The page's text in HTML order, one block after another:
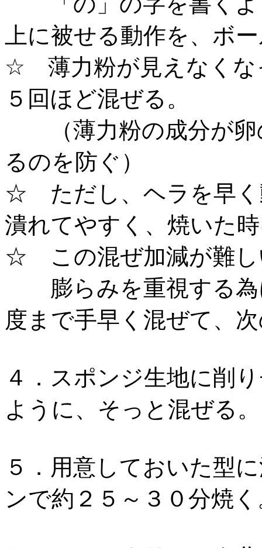
上に被せる動作を、ボ
☆ 薄力粉が見えなくな
５回ほど混ぜる。
（薄力粉の成分が卵
るのを防ぐ）
☆ ただし、ヘラを早く
潰れてやすく、焼いた
☆ この混ぜ加減が難し
膨らみを重視する為
度まで手早く混ぜて、
４．スポンジ生地に削
ように、そっと混
５．用意しておいた型
ンで約２５～３０分焼